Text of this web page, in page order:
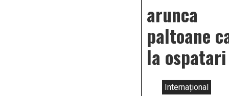
arunca
paltoane
la ospatari
Internațional